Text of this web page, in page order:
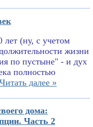
лет (ну, с учетом
жизни
по пустыне" - и дух
полностью
Читать далее »
дома:
Часть 2